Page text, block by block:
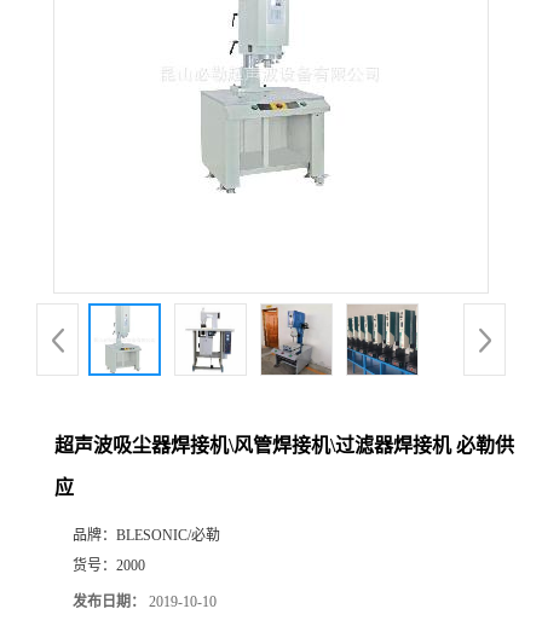
超声波吸尘器焊接机\风管焊接机\过滤器焊接机 必勒供
应
品牌： BLESONIC/必勒
货号： 2000
发布日期： 2019-10-10